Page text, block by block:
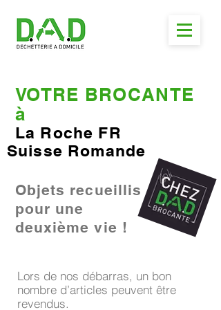
VOTRE BROCANTE
à
La Roche FR
Suisse Romande
Objets recueillis
pour une
deuxième vie !
Lors de nos débarras, un bon
nombre d’articles peuvent être
revendus.